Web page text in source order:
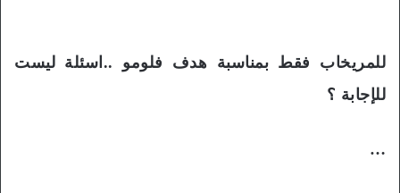
للمريخاب فقط بمناسبة هدف فلومو ..اسئلة ليست
للإجابة ؟
…